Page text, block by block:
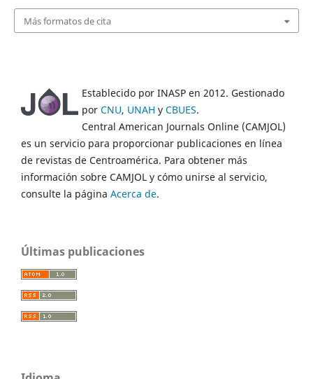
Más formatos de cita
Establecido por INASP en 2012. Gestionado
por CNU, UNAH y CBUES.
Central American Journals Online (CAMJOL)
es un servicio para proporcionar publicaciones en línea
de revistas de Centroamérica. Para obtener más
información sobre CAMJOL y cómo unirse al servicio,
consulte la página Acerca de.
Últimas publicaciones